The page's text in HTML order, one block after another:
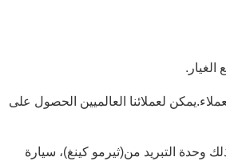
لعملائنا العالميين الحصول على
وحدة التبريد من(ثيرمو كينغ)، سيارة